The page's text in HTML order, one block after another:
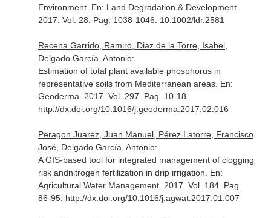
Environment. En: Land Degradation & Development.
2017. Vol. 28. Pag. 1038-1046. 10.1002/ldr.2581
Recena Garrido, Ramiro, Diaz de la Torre, Isabel,
Delgado García, Antonio:
Estimation of total plant available phosphorus in
representative soils from Mediterranean areas. En:
Geoderma . 2017. Vol. 297. Pag. 10-18.
http://dx.doi.org/10.1016/j.geoderma.2017.02.016
Peragon Juarez, Juan Manuel, Pérez Latorre, Francisco
José, Delgado García, Antonio:
A GIS-based tool for integrated management of clogging
risk andnitrogen fertilization in drip irrigation. En:
Agricultural Water Management. 2017. Vol. 184. Pag.
86-95. http://dx.doi.org/10.1016/j.agwat.2017.01.007